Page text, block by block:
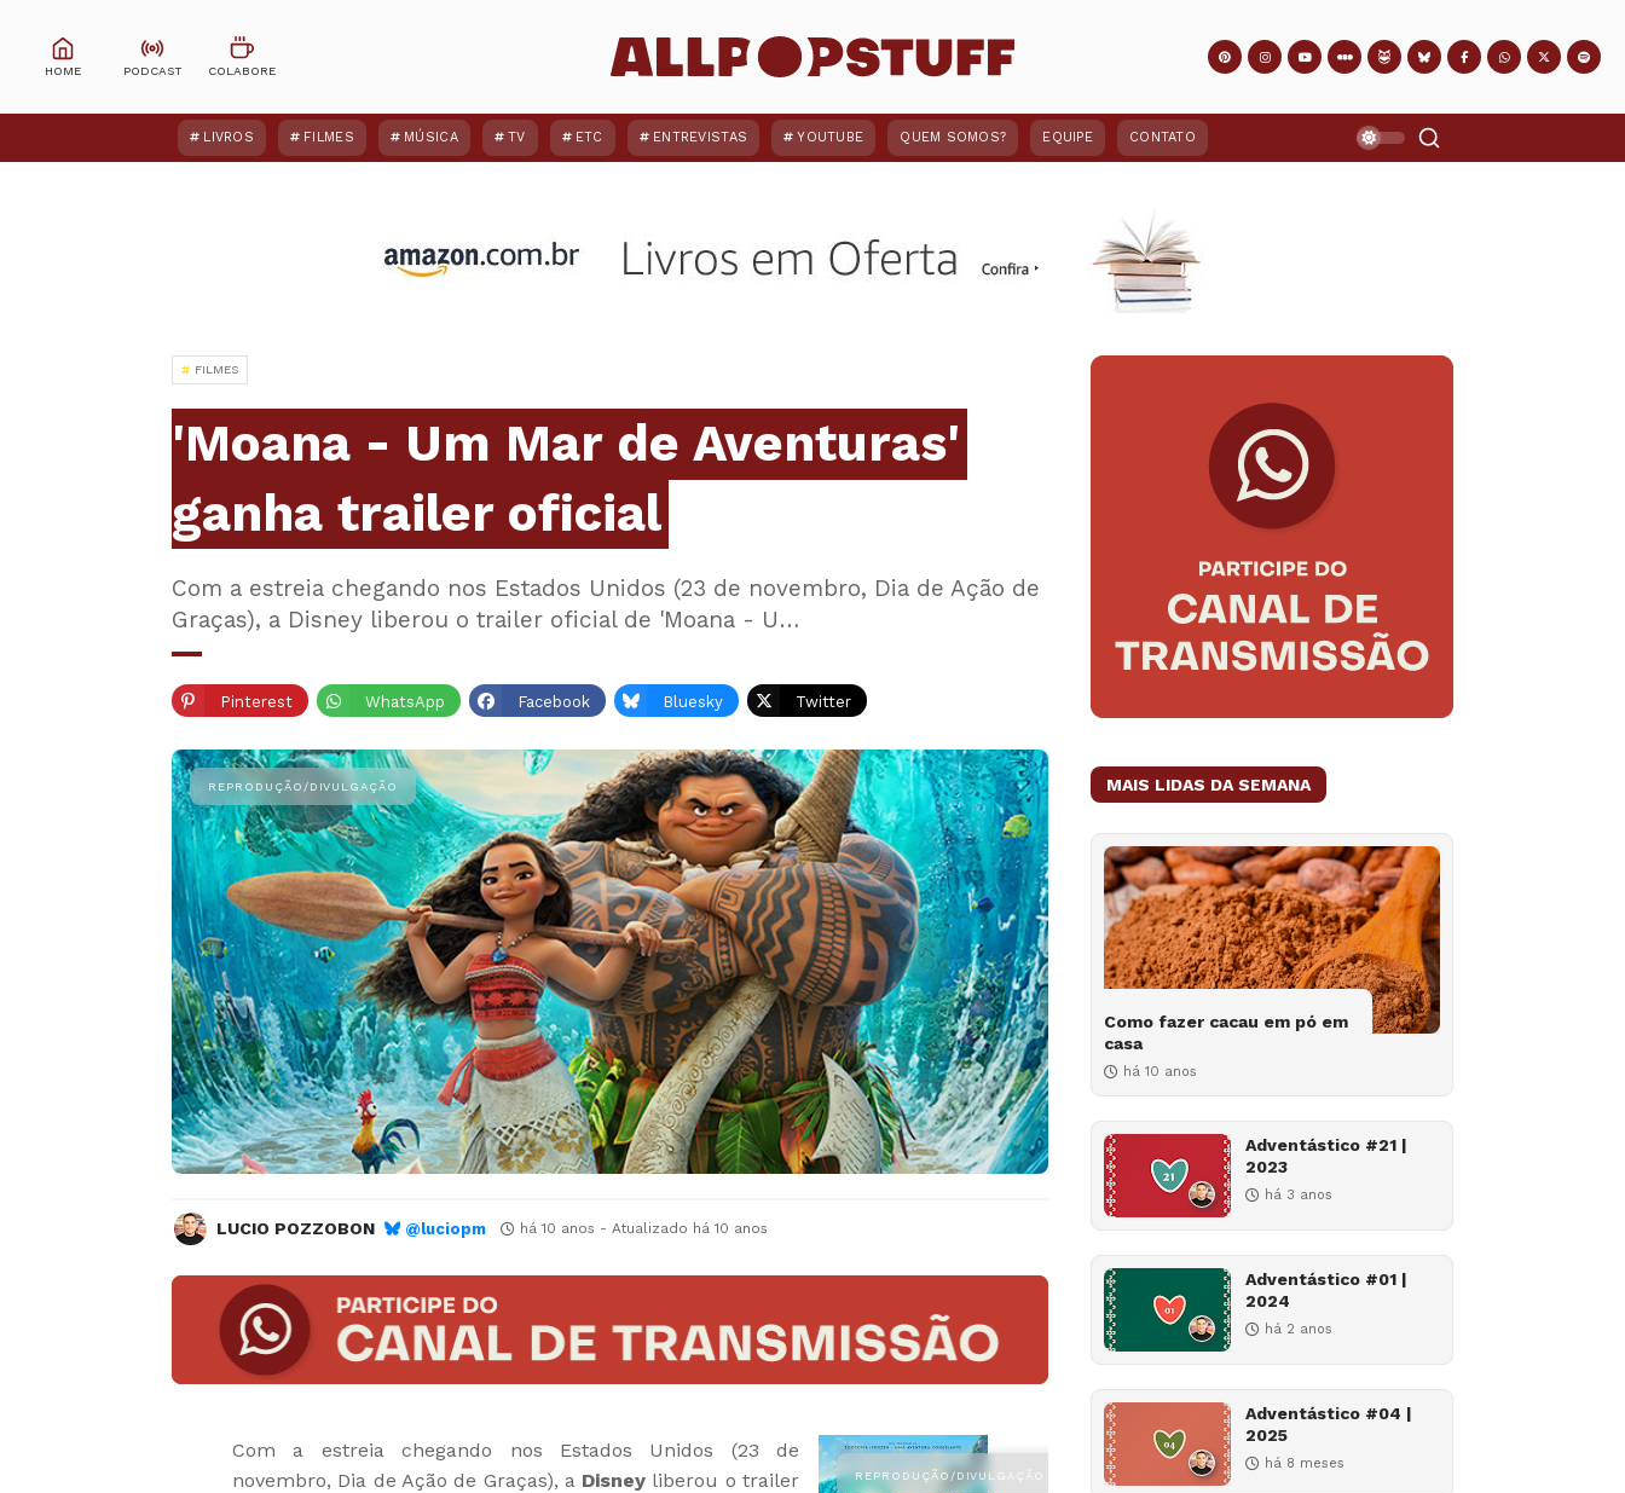
LIVROS FILMES MÚSICA TV ETC ENTREVISTAS YOUTUBE QUEM SOMOS? EQUIPE CONTATO
FILMES
'Moana - Um Mar de Aventuras'
ganha trailer oficial
Com a estreia chegando nos Estados Unidos (23 de novembro, Dia de Ação de
Graças), a Disney liberou o trailer oficial de 'Moana - U…
Pinterest WhatsApp Facebook Bluesky Twitter
LUCIO POZZOBON @luciopm há 10 anos - Atualizado há 10 anos
Com a estreia chegando nos Estados Unidos (23 de
novembro, Dia de Ação de Graças), a Disney liberou o trailer
MAIS LIDAS DA SEMANA
Como fazer cacau em pó em
casa
há 10 anos
Adventástico #21 |
2023
há 3 anos
Adventástico #01 |
2024
há 2 anos
Adventástico #04 |
2025
há 8 meses